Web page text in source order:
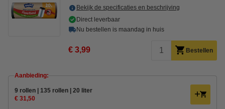
Bekijk de specificaties en beschrijving
Direct leverbaar
Nu bestellen is maandag in huis
€ 3,99 Bestellen
Aanbieding:
9 rollen | 135 rollen | 20 liter
€ 31,50